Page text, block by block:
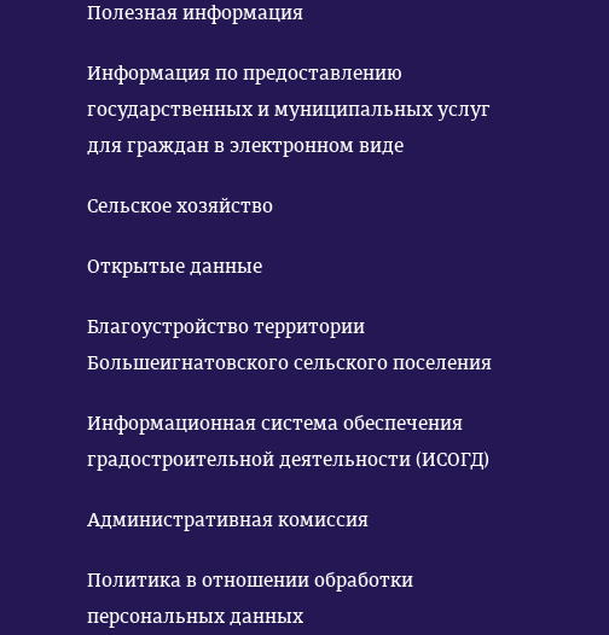
Полезная информация
Информация по предоставлению
государственных и муниципальных услуг
для граждан в электронном виде
Сельское хозяйство
Открытые данные
Благоустройство территории
Большеигнатовского сельского поселения
Информационная система обеспечения
градостроительной деятельности (ИСОГД)
Административная комиссия
Политика в отношении обработки
персональных данных